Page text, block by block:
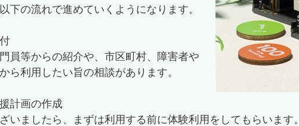
下の流れで進めていくようになります。
員等からの紹介や、市区町村、障害者や
ら利用したい旨の相談があります。
計画の作成
いましたら、まずは利用する前に体験利用をしてもらいます。